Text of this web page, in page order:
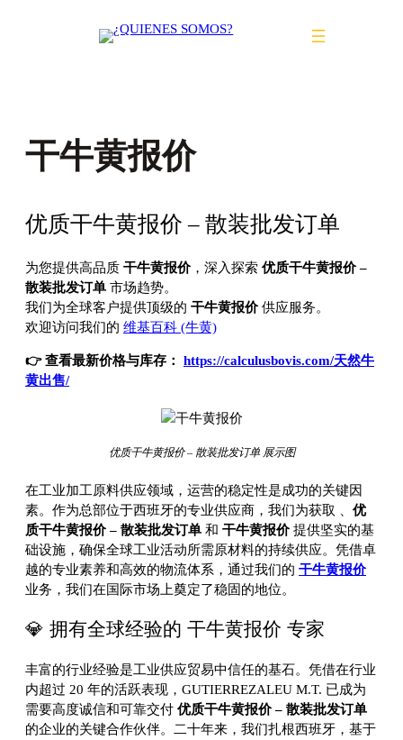
干牛黄报价
优质干牛黄报价 – 散装批发订单
为您提供高品质 干牛黄报价 ，深入探索 优质干牛黄报价 –
散装批发订单 市场趋势。
我们为全球客户提供顶级的 干牛黄报价 供应服务。
欢迎访问我们的 维基百科 (牛黄)
👉 查看最新价格与库存： https://calculusbovis.com/天然牛
黄出售/
优质干牛黄报价 – 散装批发订单 展示图
在工业加工原料供应领域，运营的稳定性是成功的关键因
素。作为总部位于西班牙的专业供应商，我们为获取
优
质干牛黄报价 – 散装批发订单 和 干牛黄报价 提供坚实的基
础设施，确保全球工业活动所需原材料的持续供应。凭借卓
越的专业素养和高效的物流体系，通过我们的 干牛黄报价
业务，我们在国际市场上奠定了稳固的地位。
💎 拥有全球经验的 干牛黄报价 专家
丰富的行业经验是工业供应贸易中信任的基石。凭借在行业
内超过 20 年的活跃表现，GUTIERREZALEU M.T. 已成为
需要高度诚信和可靠交付 优质干牛黄报价 – 散装批发订单
的企业的关键合作伙伴。二十年来，我们扎根西班牙，基于